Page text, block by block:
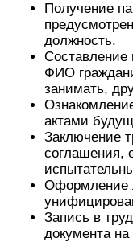
Получение
должность.
Составление
ФИО
занимать,
актами
Заключение
соглашения,
Оформление
Запись в
документа на